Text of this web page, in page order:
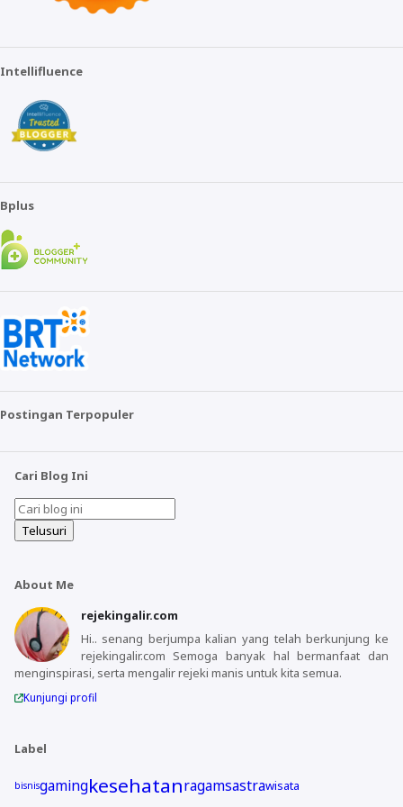
Intellifluence
Bplus
Postingan Terpopuler
Cari Blog Ini
About Me
rejekingalir.com
Hi.. senang berjumpa kalian yang telah berkunjung ke
rejekingalir.com Semoga banyak hal bermanfaat dan
menginspirasi, serta mengalir rejeki manis untuk kita semua.
Kunjungi profil
Label
bisnisgamingkesehatanragamsastrawisata